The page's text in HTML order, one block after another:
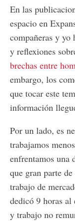
En las
espacio en
compañeras y yo
y reflexiones
brechas entre
embargo, los
que tocar este
información
Por un lado, es
trabajamos
enfrentamos una
que gran parte
trabajo de
dedicó 9 horas al
y trabajo no